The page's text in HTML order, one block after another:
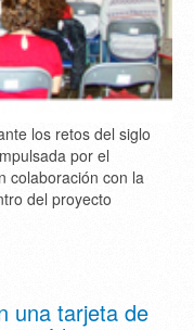
los retos del siglo
por el
colaboración con la
del proyecto
una tarjeta de